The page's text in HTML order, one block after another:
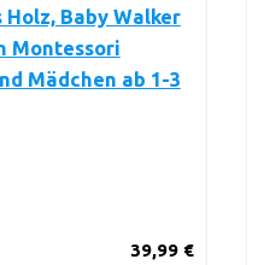
Baby Walker
Montessori
Mädchen ab 1-3
39,99 €